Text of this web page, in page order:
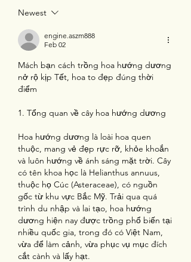
Newest
engine.aszm888
Feb 02
Mách bạn cách trồng hoa hướng dương
nở rộ kịp Tết, hoa to đẹp đúng thời
điểm
1. Tổng quan về cây hoa hướng dương
Hoa hướng dương là loài hoa quen
thuộc, mang vẻ đẹp rực rỡ, khỏe khoắn
và luôn hướng về ánh sáng mặt trời. Cây
có tên khoa học là Helianthus annuus,
thuộc họ Cúc (Asteraceae), có nguồn
gốc từ khu vực Bắc Mỹ. Trải qua quá
trình du nhập và lai tạo, hoa hướng
dương hiện nay được trồng phổ biến tại
nhiều quốc gia, trong đó có Việt Nam,
vừa để làm cảnh, vừa phục vụ mục đích
cắt cành và lấy hạt.